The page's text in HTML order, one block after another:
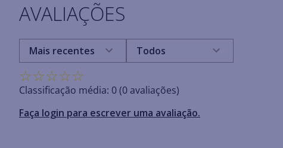
AVALIAÇÕES
☆☆☆☆☆
Classificação média: 0(0 avaliações)
Faça login para escrever uma avaliação.
Mais recentes Todos